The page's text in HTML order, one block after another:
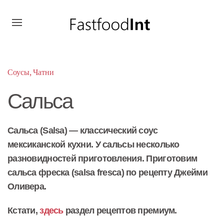
Соусы, Чатни
Сальса
Сальса (Salsa) — классический соус
мексиканской кухни. У сальсы несколько
разновидностей приготовления. Приготовим
сальса фреска (salsa fresca) по рецепту Джейми
Оливера.
Кстати,здесьраздел рецептов премиум.